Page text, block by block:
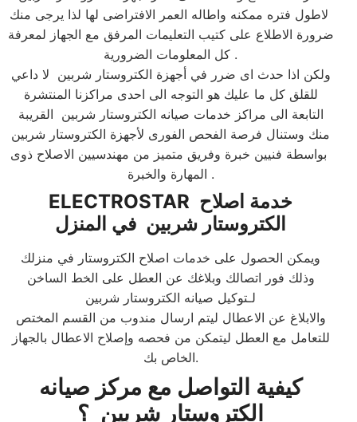
لاطول فتره ممكنه واطاله العمر الافتراضى لها لذا يرجى منك
ضرورة الاطلاع على كتيب التعليمات المرفق مع الجهاز لمعرفة
كل المعلومات الضرورية .​
ولكن اذا حدث اى ضرر في أجهزة الكتروستار شربين لا داعي
للقلق كل ما عليك هو التوجه الى احدى مراكزنا المنتشرة
التابعة الى مراكز خدمات صيانه الكتروستار شربين القريبة
منك وستنال فرصة الفحص الفورى لأجهزة الكتروستار شربين
بواسطة فنيين خبرة وفريق متميز من مهندسيين الاصلاح ذوى
المهارة والخبرة .​
ELECTROSTAR خدمة اصلاح
الكتروستار شربين في المنزل
ويمكن الحصول على خدمات اصلاح الكتروستار في منزلك
وذلك فور اتصالك وبلاغك عن العطل على الخط الساخن
لـتوكيل صيانه الكتروستار شربين
والابلاغ عن الاعطال ليتم ارسال مندوب من القسم المختص
للتعامل مع العطل ليتمكن من فحصه وإصلاح الاعطال بالجهاز
الخاص بك.​
كيفية التواصل مع مركز صيانه
الكتروستار شربين ؟